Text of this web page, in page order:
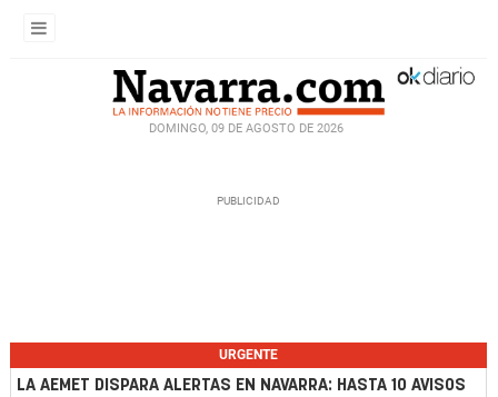
DOMINGO, 09 DE AGOSTO DE 2026
URGENTE
LA AEMET DISPARA ALERTAS EN NAVARRA: HASTA 10 AVISOS